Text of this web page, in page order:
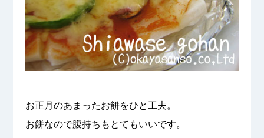
お正月のあまったお餅をひと工夫。
お餅なので腹持ちもとてもいいです。